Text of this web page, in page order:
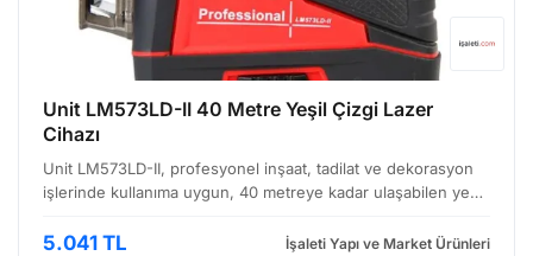
Unit LM573LD-II 40 Metre Yeşil Çizgi Lazer
Cihazı
Unit LM573LD-II, profesyonel inşaat, tadilat ve dekorasyon
işlerinde kullanıma uygun, 40 metreye kadar ulaşabilen yeşil
alanlarda daha net görünürlük sağlaması ama…
5.041 TL İşaleti Yapı ve Market Ürünleri